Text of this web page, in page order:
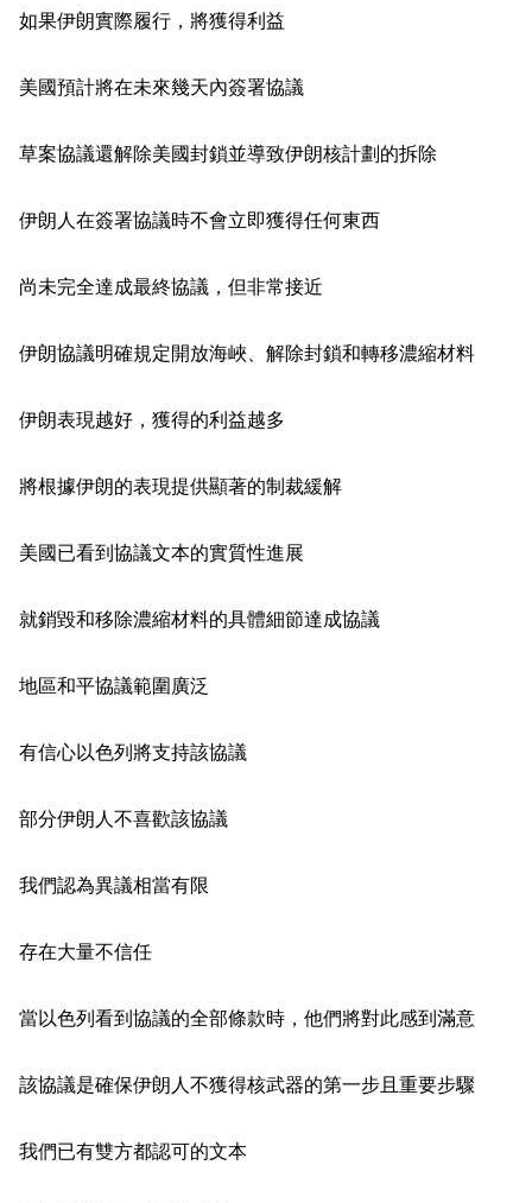
如果伊朗實際履行，將獲得利益
美國預計將在未來幾天內簽署協議
草案協議還解除美國封鎖並導致伊朗核計劃的拆除
伊朗人在簽署協議時不會立即獲得任何東西
尚未完全達成最終協議，但非常接近
伊朗協議明確規定開放海峽、解除封鎖和轉移濃縮材料
伊朗表現越好，獲得的利益越多
將根據伊朗的表現提供顯著的制裁緩解
美國已看到協議文本的實質性進展
就銷毀和移除濃縮材料的具體細節達成協議
地區和平協議範圍廣泛
有信心以色列將支持該協議
部分伊朗人不喜歡該協議
我們認為異議相當有限
存在大量不信任
當以色列看到協議的全部條款時，他們將對此感到滿意
該協議是確保伊朗人不獲得核武器的第一步且重要步驟
我們已有雙方都認可的文本